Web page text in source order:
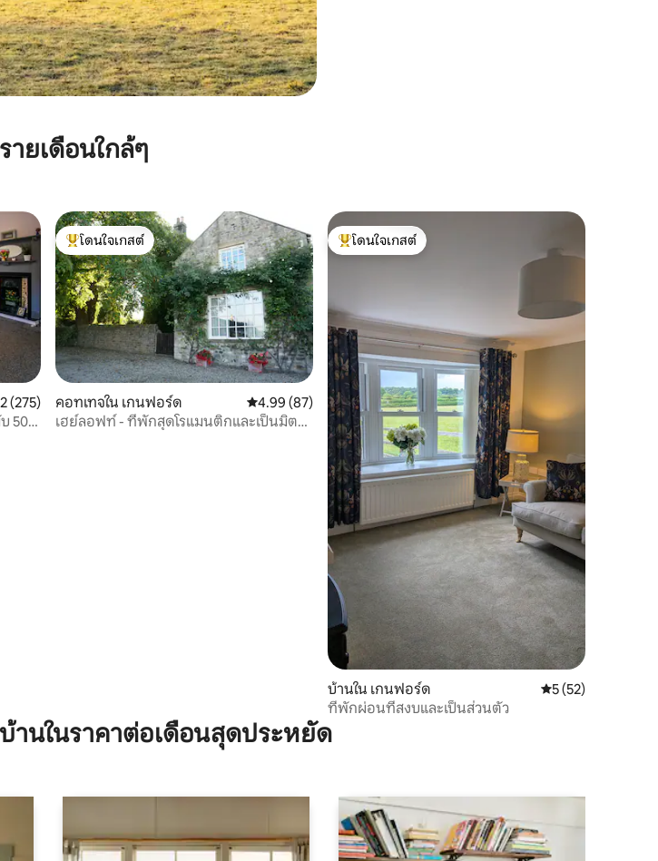
ยเดือนใกล้ๆ
เฉลี่ย 4.92 จาก 5, 275 รีวิว
(275)
50
โดนใจเกสต์ที่สุด
โดนใจเกสต์
คอทเทจใน เกนฟอร์ด คะแนนเฉลี่ย 4.99 จาก 5, 87 รีวิว
4.99 (87)
เฮย์ลอฟท์ - ที่พักสุดโรแมนติกและเป็นมิตร
โดนใจเกสต์ที่สุด
โดนใจเกสต์
บ้านใน เกนฟอร์ด คะแนนเฉลี่ย 5 จาก
5 (52)
ที่พักผ่อนที่สงบและเป็นส่วนตัว
านในราคาต่อเดือนสุดประหยัด